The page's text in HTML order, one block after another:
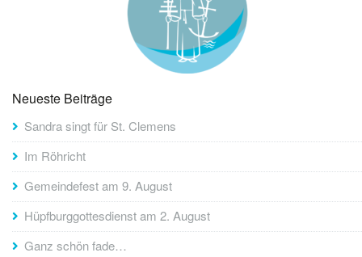
Neueste Beiträge
Sandra singt für St. Clemens
Im Röhricht
Gemeindefest am 9. August
Hüpfburggottesdienst am 2. August
Ganz schön fade…